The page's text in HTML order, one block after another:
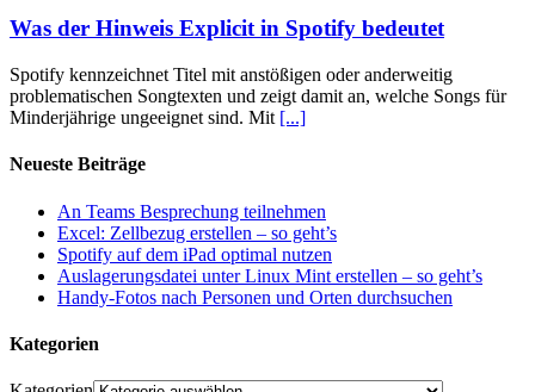
Was der Hinweis Explicit in Spotify bedeutet
Spotify kennzeichnet Titel mit anstößigen oder anderweitig
problematischen Songtexten und zeigt damit an, welche Songs für
Minderjährige ungeeignet sind. Mit [...]
Neueste Beiträge
An Teams Besprechung teilnehmen
Excel: Zellbezug erstellen – so geht’s
Spotify auf dem iPad optimal nutzen
Auslagerungsdatei unter Linux Mint erstellen – so geht’s
Handy-Fotos nach Personen und Orten durchsuchen
Kategorien